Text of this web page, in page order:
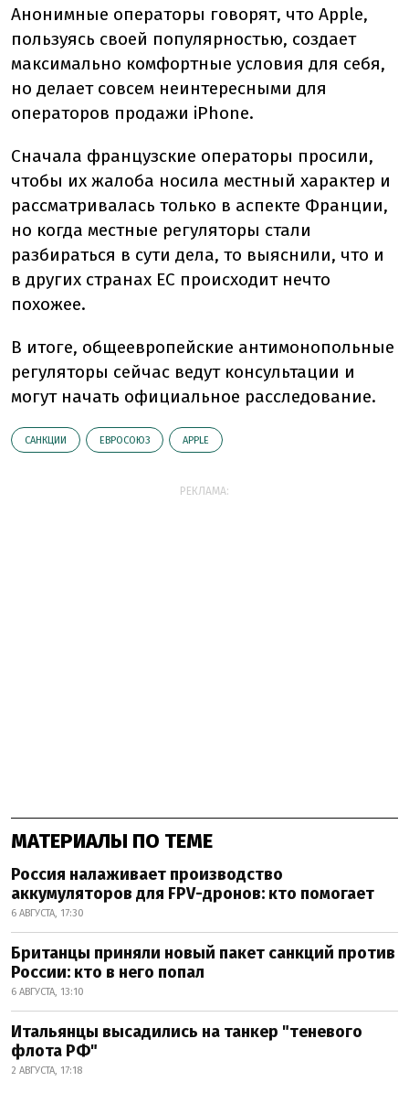
Анонимные операторы говорят, что Apple,
пользуясь своей популярностью, создает
максимально комфортные условия для себя,
но делает совсем неинтересными для
операторов продажи iPhone.
Сначала французские операторы просили,
чтобы их жалоба носила местный характер и
рассматривалась только в аспекте Франции,
но когда местные регуляторы стали
разбираться в сути дела, то выяснили, что и
в других странах ЕС происходит нечто
похожее.
В итоге, общеевропейские антимонопольные
регуляторы сейчас ведут консультации и
могут начать официальное расследование.
САНКЦИИ ЕВРОСОЮЗ АPPLE
РЕКЛАМА:
МАТЕРИАЛЫ ПО ТЕМЕ
Россия налаживает производство
аккумуляторов для FPV-дронов: кто помогает
6 АВГУСТА, 17:30
Британцы приняли новый пакет санкций против
России: кто в него попал
6 АВГУСТА, 13:10
Итальянцы высадились на танкер "теневого
флота РФ"
2 АВГУСТА, 17:18